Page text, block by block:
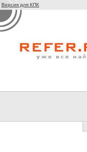
Версия для КПК